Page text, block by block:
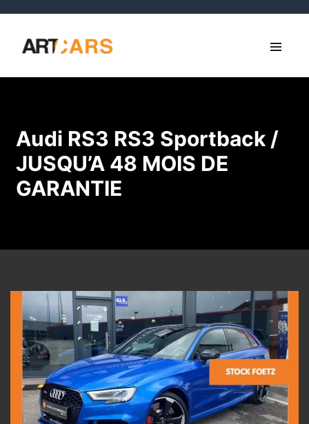
Audi RS3 RS3 Sportback /
JUSQU’A 48 MOIS DE
GARANTIE